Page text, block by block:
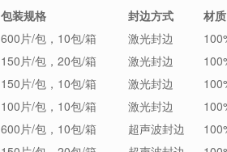
包装规格 封边方式 材质
600片/包，10包/箱 激光封边
150片/包，20包/箱 激光封边
150片/包，10包/箱 激光封边
100片/包，10包/箱 激光封边
600片/包，10包/箱 超声波封边